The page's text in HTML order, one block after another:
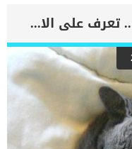
تثبت الجبيرة بشكل صحيح
تدريجى حتى لا تتألم
بالجبيرة ومحاولة سد اى
فى عمل الجبيرة على
حتى تجف تماما. اقرأ
سريعة عن صب الجبائر
رغم بساطته وقلة تكلفته
عدم الحركة والراحة
نجد ان معظم الاطباء […]
قطتك تستدير قبل النوم ؟ .. تعرف على الاسباب